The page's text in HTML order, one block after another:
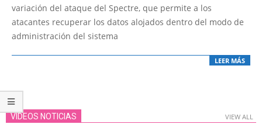
22
variación del ataque del Spectre, que permite a los
atacantes recuperar los datos alojados dentro del modo de
administración del sistema
LEER MÁS
VIDEOS NOTICIAS VIEW ALL